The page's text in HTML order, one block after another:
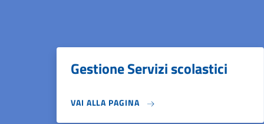
Gestione Servizi scolastici
VAI ALLA PAGINA